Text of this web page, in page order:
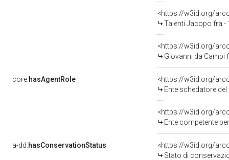
<https://w3id.org/
Talenti Jacopo fra -
<https://w3id.org/
Giovanni da Campi
core:hasAgentRole
<https://w3id.org/
Ente schedatore del bene
<https://w3id.org/
Ente competente per tutela del
a-dd:hasConservationStatus
<https://w3id.org/
Stato di